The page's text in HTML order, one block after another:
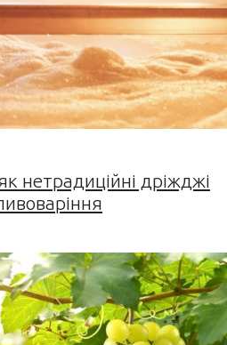
нетрадиційні дріжджі